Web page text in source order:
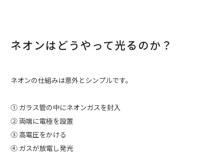
ネオンはどうやって光るのか？
ネオンの仕組みは意外とシンプルです。
① ガラス管の中にネオンガスを封入
② 両端に電極を設置
③ 高電圧をかける
④ ガスが放電し発光